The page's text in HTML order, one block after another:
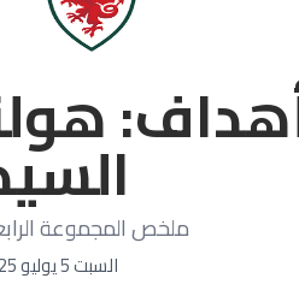
ملخص المجموعة
السبت 5 يوليو 2025 | لوسيرن، سويسرا